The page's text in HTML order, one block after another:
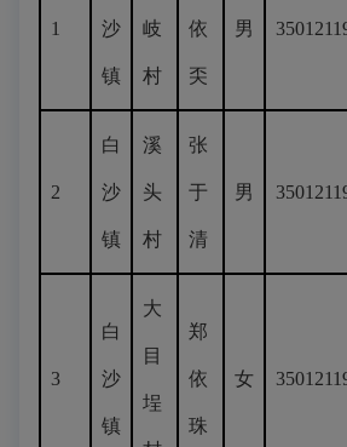
1 沙
镇
岐
村
依
奀
男
2
白
沙
镇
溪
头
村
张
于
清
男
3
白
沙
镇
大
目
埕
郑
依
珠
女